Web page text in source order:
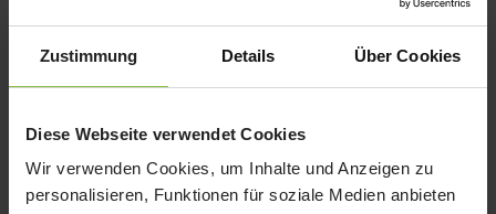
Zustimmung Details Über Cookies
Diese Webseite verwendet Cookies
Wir verwenden Cookies, um Inhalte und Anzeigen zu
personalisieren, Funktionen für soziale Medien anbieten
iPad mini
iPad Pro
iPhone 6
iPhone SE